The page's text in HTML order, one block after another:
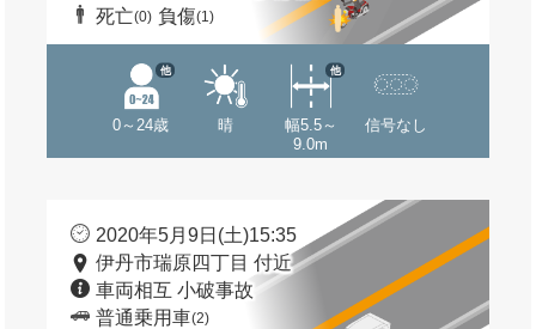
死亡(0) 負傷(1)
0～24歳
他
晴
幅5.5～
9.0m
他
信号なし
2020年5月9日(土)15:35
伊丹市瑞原四丁目 付近
車両相互 小破事故
普通乗用車(2)